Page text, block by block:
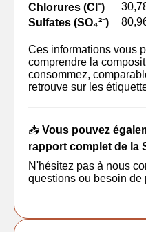
Chlorures (Cl⁻)
Sulfates (SO₄²⁻)
Ces informations vous
comprendre la
consommez,
retrouve sur les
📥 Vous pouvez
rapport complet de la
N'hésitez pas à nous
questions ou besoin de